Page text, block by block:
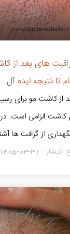
های بعد از
تا نتیجه ایده آل
از کاشت مو برای
کاشت الزامی است.
از گرافت‌ ها
انتشار : 1405-03-31